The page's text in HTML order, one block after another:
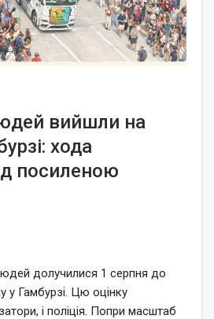
вийшли на
хода
посиленою
долучилися 1 серпня до
у Гамбурзі. Цю оцінку
і поліція. Попри масштаб